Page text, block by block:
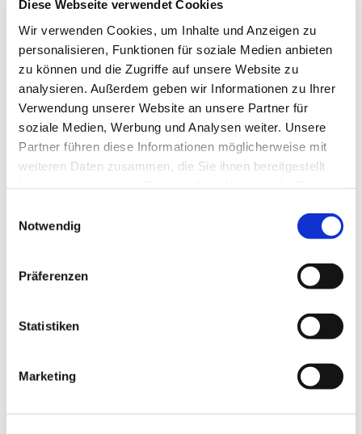
Diese Webseite verwendet Cookies
Wir verwenden Cookies, um Inhalte und Anzeigen zu
personalisieren, Funktionen für soziale Medien anbieten
zu können und die Zugriffe auf unsere Website zu
analysieren. Außerdem geben wir Informationen zu Ihrer
Verwendung unserer Website an unsere Partner für
soziale Medien, Werbung und Analysen weiter. Unsere
Partner führen diese Informationen möglicherweise mit
weiteren Daten zusammen, die Sie ihnen bereitgestellt
Notwendig
Präferenzen
Statistiken
Marketing
Dies könnte Sie auch
interessieren